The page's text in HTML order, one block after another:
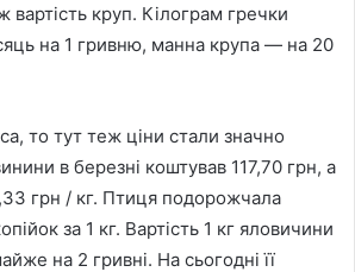
вартість круп. Кілограм гречки
на 1 гривню, манна крупа — на 20
то тут теж ціни стали значно
в березні коштував 117,70 грн, а
грн / кг. Птиця подорожчала
за 1 кг. Вартість 1 кг яловичини
на 2 гривні. На сьогодні її